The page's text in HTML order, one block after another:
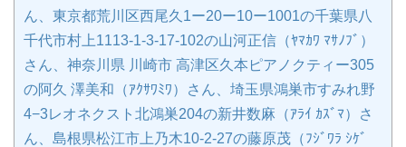
ん、東京都荒川区西尾久1ー20ー10ー1001の千葉県八
千代市村上1113-1-3-17-102の山河正信（ﾔﾏｶﾜ ﾏｻﾉﾌﾞ）
さん、神奈川県 川崎市 高津区久本ピアノクティー305
の阿久 澤美和（ｱｸｻﾜﾐﾜ）さん、埼玉県鴻巣市すみれ野
4−3レオネクスト北鴻巣204の新井数麻（ｱﾗｲ ｶｽﾞﾏ）さ
ん、島根県松江市上乃木10-2-27の藤原茂（ﾌｼﾞﾜﾗ ｼｹﾞ